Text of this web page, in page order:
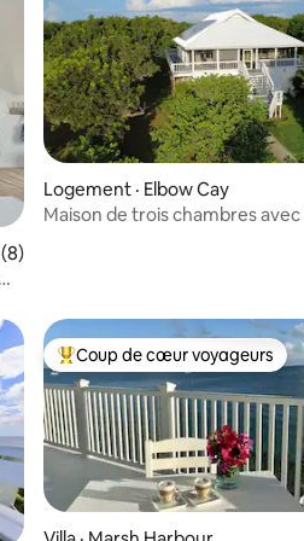
aimés
moyenne de 5 sur 5, 8
Logement · Elbow Cay
Maison de trois chambres avec
Coup de cœur voyageurs parmi
Coup de cœur voyageurs